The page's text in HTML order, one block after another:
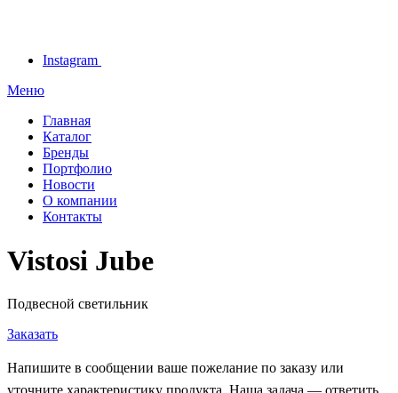
Instagram
Меню
Главная
Каталог
Бренды
Портфолио
Новости
О компании
Контакты
Vistosi Jube
Подвесной светильник
Заказать
Напишите в сообщении ваше пожелание по заказу или
уточните характеристику продукта. Наша задача — ответить